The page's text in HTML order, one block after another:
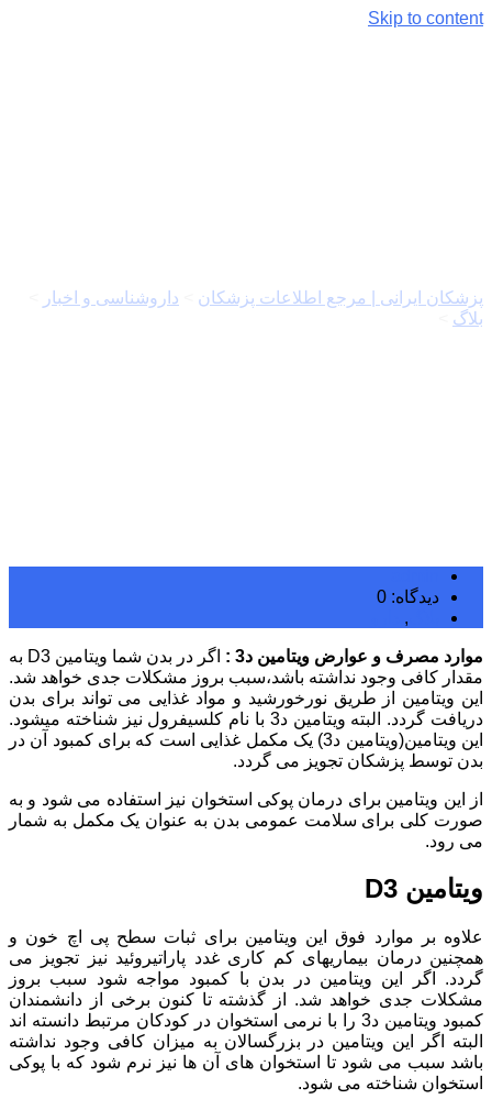
Skip to content
پزشکان ایرانی | مرجع اطلاعات پزشکان داروشناسی و اخبار
بلاگ
دیدگاه: 0
,
موارد مصرف و عوارض ویتامین د3 :
اگر در بدن شما ویتامین D3 به
مقدار کافی وجود نداشته باشد،سبب بروز مشکلات جدی خواهد شد.
این ویتامین از طریق نورخورشید و مواد غذایی می تواند برای بدن
دریافت گردد. البته ویتامین د3 با نام کلسیفرول نیز شناخته میشود.
این ویتامین(ویتامین د3) یک مکمل غذایی است که برای کمبود آن در
بدن توسط پزشکان تجویز می گردد.
از این ویتامین برای درمان پوکی استخوان نیز استفاده می شود و به
صورت کلی برای سلامت عمومی بدن به عنوان یک مکمل به شمار
می رود.
ویتامین D3
علاوه بر موارد فوق این ویتامین برای ثبات سطح پی اچ خون و
همچنین درمان بیماریهای کم کاری غدد پاراتيروئيد نیز تجویز می
گردد. اگر این ویتامین در بدن با کمبود مواجه شود سبب بروز
مشکلات جدی خواهد شد. از گذشته تا کنون برخی از دانشمندان
کمبود ویتامین د3 را با نرمی استخوان در کودکان مرتبط دانسته اند
البته اگر این ویتامین در بزرگسالان به میزان کافی وجود نداشته
باشد سبب می شود تا استخوان های آن ها نیز نرم شود که با پوکی
استخوان شناخته می شود.